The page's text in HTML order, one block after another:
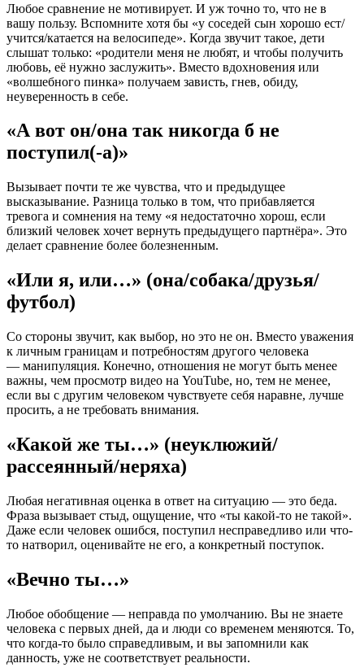
Любое сравнение не мотивирует. И уж точно то, что не в
вашу пользу. Вспомните хотя бы «у соседей сын хорошо ест/
учится/катается на велосипеде». Когда звучит такое, дети
слышат только: «родители меня не любят, и чтобы получить
любовь, её нужно заслужить». Вместо вдохновения или
«волшебного пинка» получаем зависть, гнев, обиду,
неуверенность в себе.
«А вот он/она так никогда б не
поступил(-а)»
Вызывает почти те же чувства, что и предыдущее
высказывание. Разница только в том, что прибавляется
тревога и сомнения на тему «я недостаточно хорош, если
близкий человек хочет вернуть предыдущего партнёра». Это
делает сравнение более болезненным.
«Или я, или…» (она/собака/друзья/
футбол)
Со стороны звучит, как выбор, но это не он. Вместо уважения
к личным границам и потребностям другого человека
— манипуляция. Конечно, отношения не могут быть менее
важны, чем просмотр видео на YouTube, но, тем не менее,
если вы с другим человеком чувствуете себя наравне, лучше
просить, а не требовать внимания.
«Какой же ты…» (неуклюжий/
рассеянный/неряха)
Любая негативная оценка в ответ на ситуацию — это беда.
Фраза вызывает стыд, ощущение, что «ты какой-то не такой».
Даже если человек ошибся, поступил несправедливо или что-
то натворил, оценивайте не его, а конкретный поступок.
«Вечно ты…»
Любое обобщение — неправда по умолчанию. Вы не знаете
человека с первых дней, да и люди со временем меняются. То,
что когда-то было справедливым, и вы запомнили как
данность, уже не соответствует реальности.